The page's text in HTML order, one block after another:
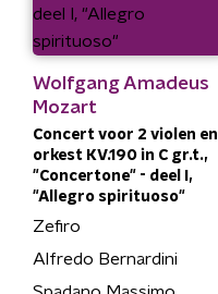
Wolfgang Amadeus
Mozart
Concert voor 2 violen en
orkest KV.190 in C gr.t.,
"Concertone" - deel I,
"Allegro spirituoso"
Zefiro
Alfredo Bernardini